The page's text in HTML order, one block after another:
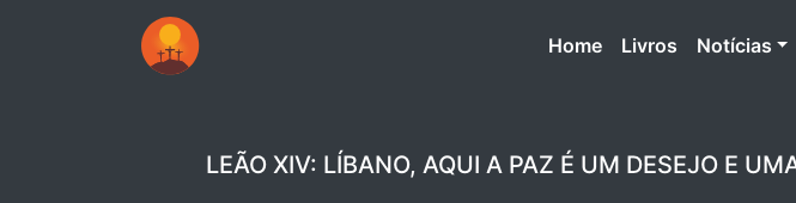
Home(atual)
Livros Notícias
LEÃO XIV: LÍBANO, AQUI A PAZ É UM DESEJO E